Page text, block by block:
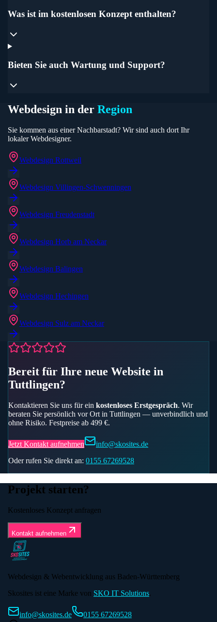
Was ist im kostenlosen Konzept enthalten?
Bieten Sie auch Wartung und Support?
Webdesign in der Region
Sie kommen aus einer Nachbarstadt? Wir sind auch dort Ihr
lokaler Webdesigner.
Webdesign Rottweil
Webdesign Villingen-Schwenningen
Webdesign Freudenstadt
Webdesign Horb am Neckar
Webdesign Balingen
Webdesign Hechingen
Webdesign Sulz am Neckar
Bereit für Ihre neue Website in
Tuttlingen?
Kontaktieren Sie uns für ein kostenloses Erstgespräch. Wir
beraten Sie persönlich vor Ort in Tuttlingen — unverbindlich und
ohne Risiko. Festpreise ab 499 €.
Jetzt Kontakt aufnehmen
info@skosites.de
Oder rufen Sie direkt an: 0155 67269528
Projekt starten?
Kostenloses Konzept anfragen
Kontakt aufnehmen
Webdesign & Webentwicklung aus Baden-Württemberg
Skosites ist eine Marke von SKO IT Solutions.
info@skosites.de
0155 67269528